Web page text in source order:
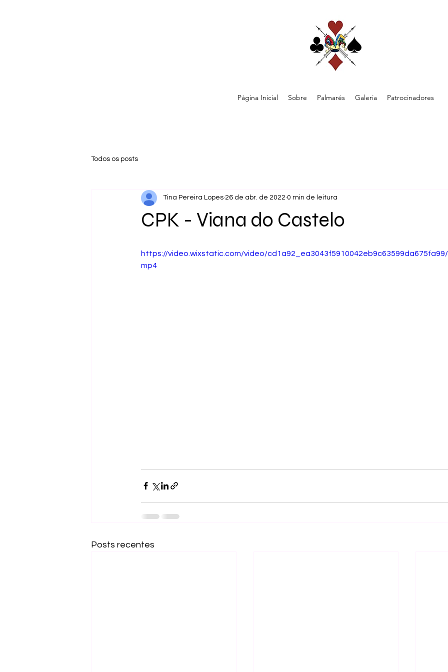
Página Inicial Sobre Palmarés Galeria Patrocinadores
Todos os posts
CPK - Viana do Castelo
Tina Pereira Lopes 26 de abr. de 2022 0 min de leitura
https://video.wixstatic.com/video/cd1a92_ea3043f5910042eb9c63599da675fa99/
mp4
Posts recentes